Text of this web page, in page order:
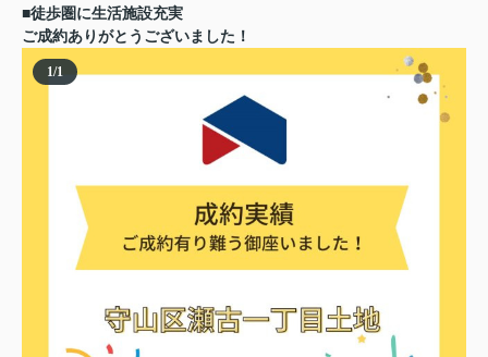
■徒歩圏に生活施設充実
ご成約ありがとうございました！
1/1